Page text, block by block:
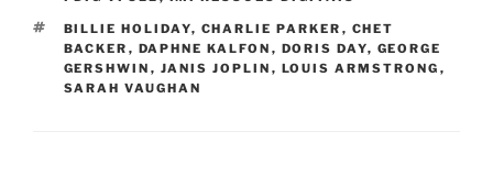
TAGS
BILLIE HOLIDAY, CHARLIE PARKER , CHET
BACKER , DAPHNE KALFON , DORIS DAY, GEORGE
GERSHWIN , JANIS JOPLIN , LOUIS ARMSTRONG ,
SARAH VAUGHAN